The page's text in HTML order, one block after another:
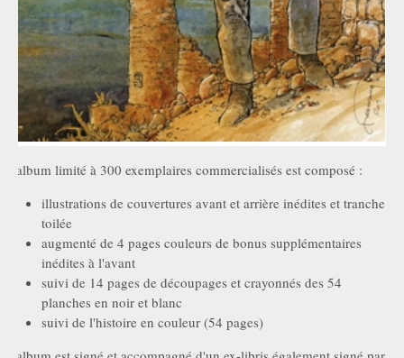
L'album limité à 300 exemplaires commercialisés est composé :
illustrations de couvertures avant et arrière inédites et tranche
toilée
augmenté de 4 pages couleurs de bonus supplémentaires
inédites à l'avant
suivi de 14 pages de découpages et crayonnés des 54
planches en noir et blanc
suivi de l'histoire en couleur (54 pages)